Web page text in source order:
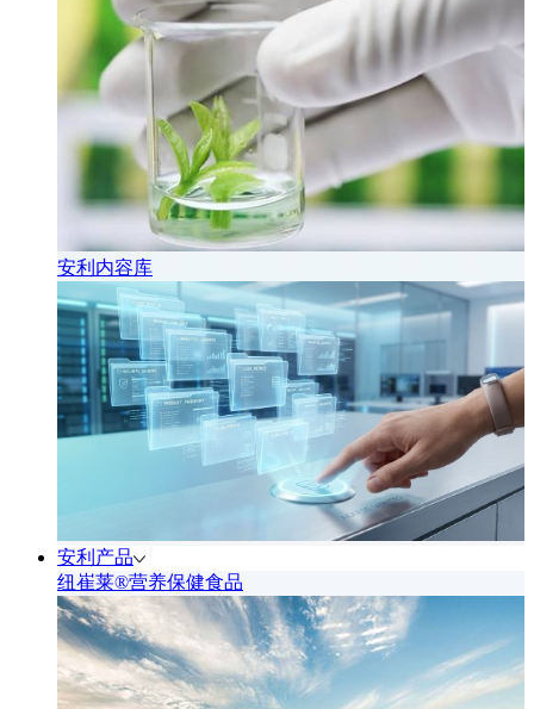
安利内容库
安利产品
纽崔莱®营养保健食品